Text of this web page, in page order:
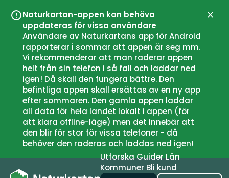
Naturkartan-appen kan behöva
uppdateras för vissa användare
Användare av Naturkartans app för Android
rapporterar i sommar att appen är seg mm.
Vi rekommenderar att man raderar appen
helt från sin telefon i så fall och laddar ned
igen! Då skall den fungera bättre. Den
befintliga appen skall ersättas av en ny app
efter sommaren. Den gamla appen laddar
all data för hela landet lokalt i appen (för
att klara offline-läge) men det innebär att
den blir för stor för vissa telefoner - då
behöver den raderas och laddas ned igen!
UtforskaGuiderLän
Kommuner Bli kund